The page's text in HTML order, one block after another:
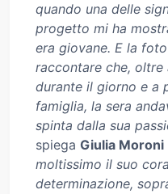
quando una delle
progetto mi ha
era giovane. E la
raccontare che,
durante il giorno e a
famiglia, la sera
spinta dalla sua
spiega Giulia Moroni
moltissimo il suo
determinazione,